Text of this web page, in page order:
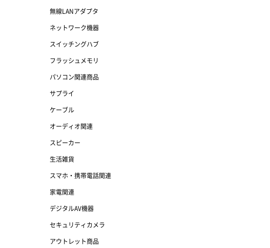
無線LANアダプタ
ネットワーク機器
スイッチングハブ
フラッシュメモリ
パソコン関連商品
サプライ
ケーブル
オーディオ関連
スピーカー
生活雑貨
スマホ・携帯電話関連
家電関連
デジタルAV機器
セキュリティカメラ
アウトレット商品